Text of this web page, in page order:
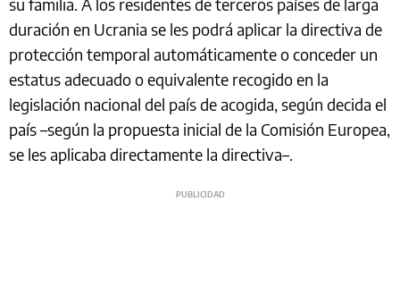
su familia. A los residentes de terceros países de larga
duración en Ucrania se les podrá aplicar la directiva de
protección temporal automáticamente o conceder un
estatus adecuado o equivalente recogido en la
legislación nacional del país de acogida, según decida el
país –según la propuesta inicial de la Comisión Europea,
se les aplicaba directamente la directiva–.